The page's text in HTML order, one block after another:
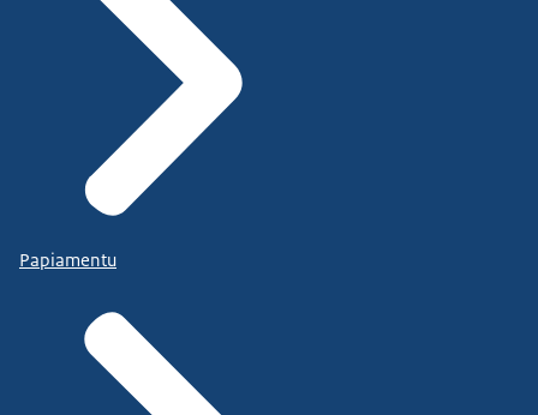
Papiamentu